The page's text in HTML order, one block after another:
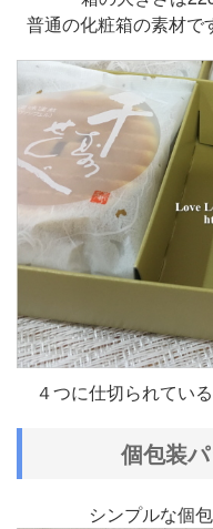
普通の化粧箱の素材で
４つに仕切られてい
個包装
シンプルな個